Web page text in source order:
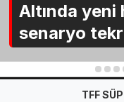
Altında yeni
senaryo
2 3
TFF